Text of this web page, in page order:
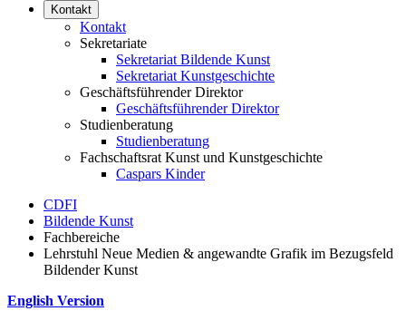
Kontakt
Kontakt
Sekretariate
Sekretariat Bildende Kunst
Sekretariat Kunstgeschichte
Geschäftsführender Direktor
Geschäftsführender Direktor
Studienberatung
Studienberatung
Fachschaftsrat Kunst und Kunstgeschichte
Caspars Kinder
CDFI
Bildende Kunst
Fachbereiche
Lehrstuhl Neue Medien & angewandte Grafik im Bezugsfeld
Bildender Kunst
English Version